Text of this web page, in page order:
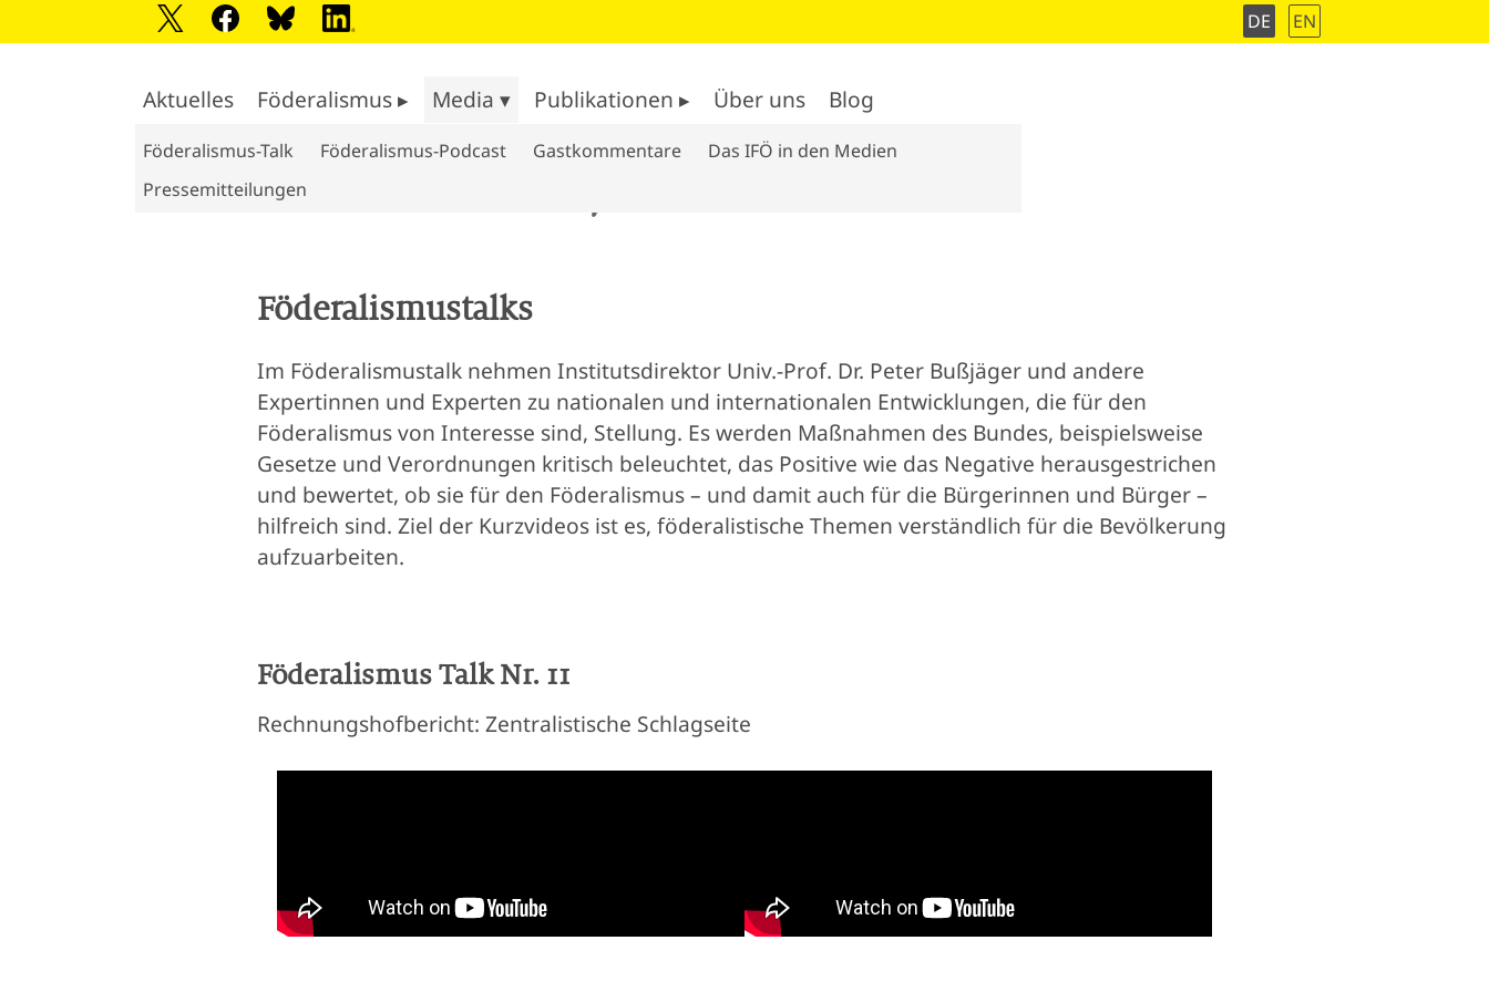
DE EN
Aktuelles Föderalismus ▸ Media ▾
Föderalismus-Talk Föderalismus-Podcast Gastkommentare
Das IFÖ in den Medien
Pressemitteilungen
Publikationen ▸ Über uns Blog
Föderalismustalks
Im Föderalismustalk nehmen Institutsdirektor Univ.-Prof. Dr. Peter Bußjäger und andere
Expertinnen und Experten zu nationalen und internationalen Entwicklungen, die für den
Föderalismus von Interesse sind, Stellung. Es werden Maßnahmen des Bundes, beispielsweise
Gesetze und Verordnungen kritisch beleuchtet, das Positive wie das Negative herausgestrichen
und bewertet, ob sie für den Föderalismus – und damit auch für die Bürgerinnen und Bürger –
hilfreich sind. Ziel der Kurzvideos ist es, föderalistische Themen verständlich für die Bevölkerung
aufzuarbeiten.
Föderalismus Talk Nr. 11
Rechnungshofbericht: Zentralistische Schlagseite